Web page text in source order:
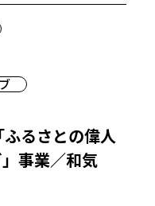
るさとの偉人
事業／和気